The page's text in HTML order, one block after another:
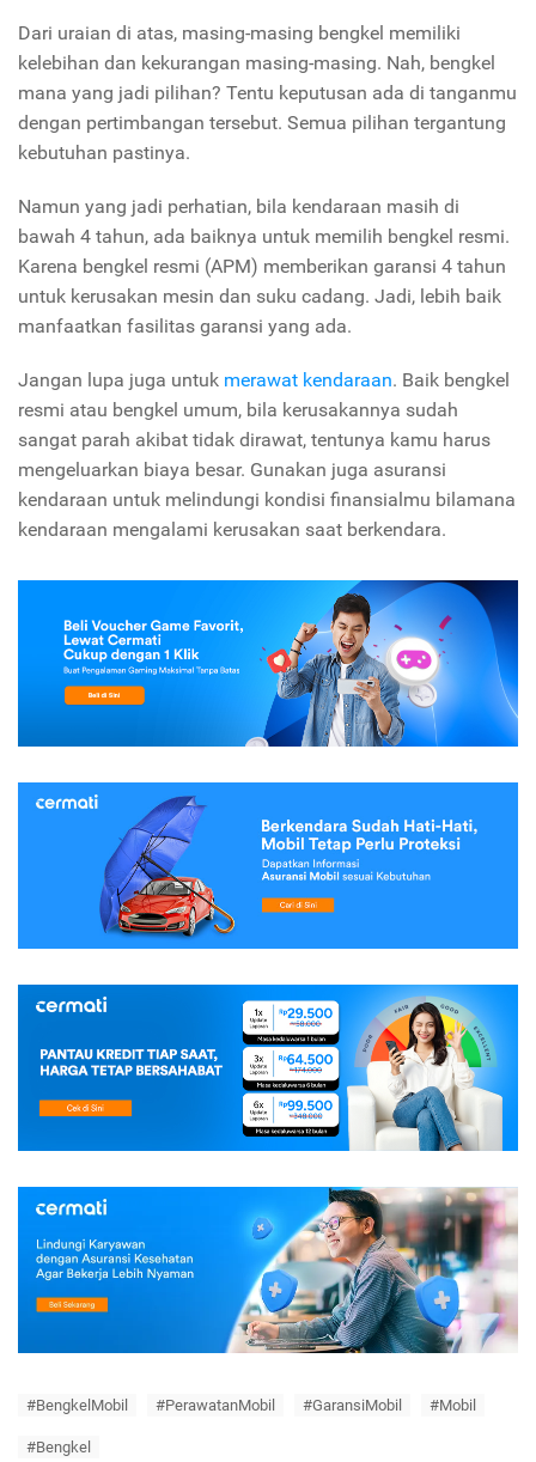
Dari uraian di atas, masing-masing bengkel memiliki
kelebihan dan kekurangan masing-masing. Nah, bengkel
mana yang jadi pilihan? Tentu keputusan ada di tanganmu
dengan pertimbangan tersebut. Semua pilihan tergantung
kebutuhan pastinya.
Namun yang jadi perhatian, bila kendaraan masih di
bawah 4 tahun, ada baiknya untuk memilih bengkel resmi.
Karena bengkel resmi (APM) memberikan garansi 4 tahun
untuk kerusakan mesin dan suku cadang. Jadi, lebih baik
manfaatkan fasilitas garansi yang ada.
Jangan lupa juga untuk merawat kendaraan. Baik bengkel
resmi atau bengkel umum, bila kerusakannya sudah
sangat parah akibat tidak dirawat, tentunya kamu harus
mengeluarkan biaya besar. Gunakan juga asuransi
kendaraan untuk melindungi kondisi finansialmu bilamana
kendaraan mengalami kerusakan saat berkendara.
#BengkelMobil #PerawatanMobil #GaransiMobil #Mobil
#Bengkel